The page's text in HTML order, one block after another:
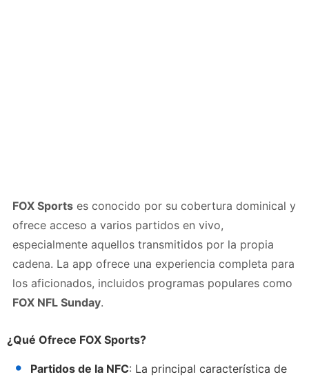
FOX Sports es conocido por su cobertura dominical y
ofrece acceso a varios partidos en vivo,
especialmente aquellos transmitidos por la propia
cadena. La app ofrece una experiencia completa para
los aficionados, incluidos programas populares como
FOX NFL Sunday.
¿Qué Ofrece FOX Sports?
Partidos de la NFC: La principal característica de